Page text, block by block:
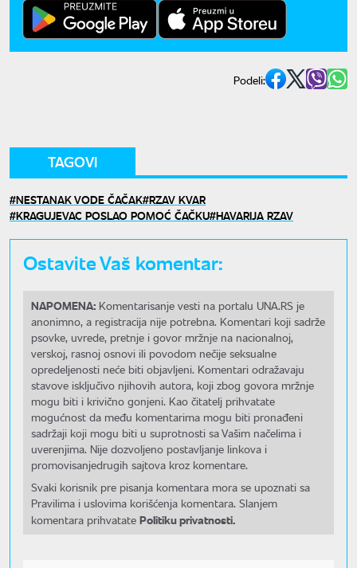
Podeli:
TAGOVI
NESTANAK VODE ČAČAK RZAV KVAR
KRAGUJEVAC POSLAO POMOĆ ČAČKU HAVARIJA RZAV
Ostavite Vaš komentar:
NAPOMENA: Komentarisanje vesti na portalu UNA.RS je
anonimno, a registracija nije potrebna. Komentari koji sadrže
psovke, uvrede, pretnje i govor mržnje na nacionalnoj,
verskoj, rasnoj osnovi ili povodom nečije seksualne
opredeljenosti neće biti objavljeni. Komentari odražavaju
stavove isključivo njihovih autora, koji zbog govora mržnje
mogu biti i krivično gonjeni. Kao čitatelj prihvatate
mogućnost da među komentarima mogu biti pronađeni
sadržaji koji mogu biti u suprotnosti sa Vašim načelima i
uverenjima. Nije dozvoljeno postavljanje linkova i
promovisanjedrugih sajtova kroz komentare.
Svaki korisnik pre pisanja komentara mora se upoznati sa
Pravilima i uslovima korišćenja komentara. Slanjem
komentara prihvatate Politiku privatnosti.